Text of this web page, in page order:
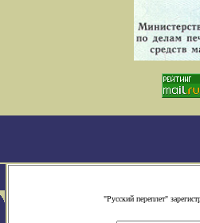
"Русский переплет"